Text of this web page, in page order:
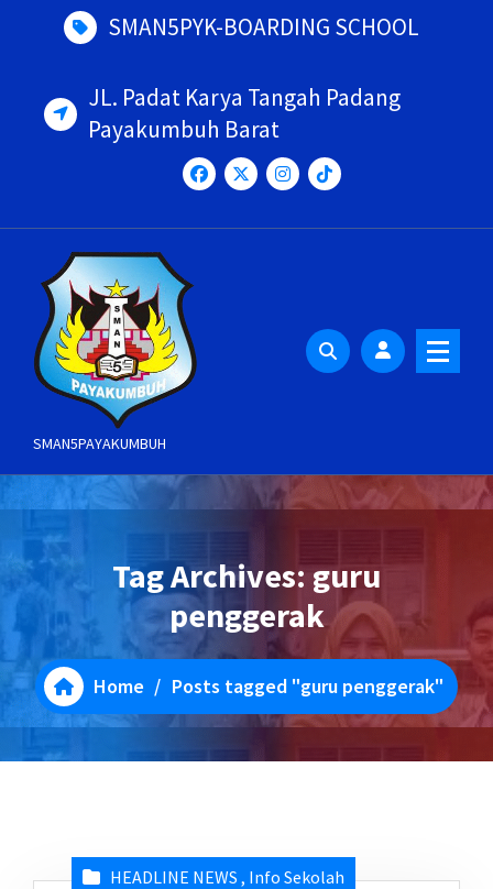
SMAN5PYK-BOARDING SCHOOL
JL. Padat Karya Tangah Padang
Payakumbuh Barat
SMAN5PAYAKUMBUH
Tag Archives: guru
penggerak
Home / Posts tagged "guru penggerak"
HEADLINE NEWS , Info Sekolah